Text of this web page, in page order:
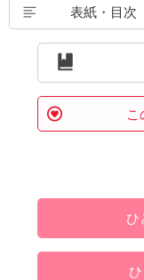
表紙・目次
こ
ひ